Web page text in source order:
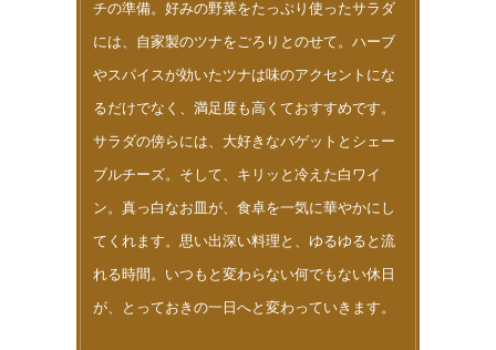
チの準備。好みの野菜をたっぷり使ったサラダ
には、自家製のツナをごろりとのせて。ハーブ
やスパイスが効いたツナは味のアクセントにな
るだけでなく、満足度も高くておすすめです。
サラダの傍らには、大好きなバゲットとシェー
ブルチーズ。そして、キリッと冷えた白ワイ
ン。真っ白なお皿が、食卓を一気に華やかにし
てくれます。思い出深い料理と、ゆるゆると流
れる時間。いつもと変わらない何でもない休日
が、とっておきの一日へと変わっていきます。